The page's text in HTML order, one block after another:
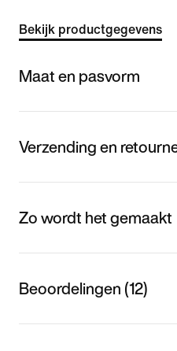
Bekijk productgegevens
Maat en pasvorm
Verzending en
Zo wordt het gemaakt
Beoordelingen (12)